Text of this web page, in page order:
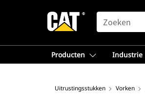
SEARCH
Producten Industrie
Uitrustingsstukken Vorken